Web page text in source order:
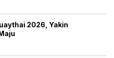
2026, Yakin